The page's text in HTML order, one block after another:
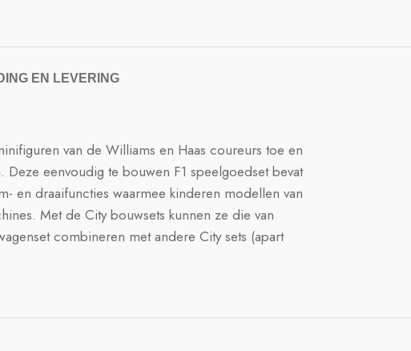
EN LEVERING
van de Williams en Haas coureurs toe en
eenvoudig te bouwen F1 speelgoedset bevat
en draaifuncties waarmee kinderen modellen van
Met de City bouwsets kunnen ze die van
combineren met andere City sets (apart